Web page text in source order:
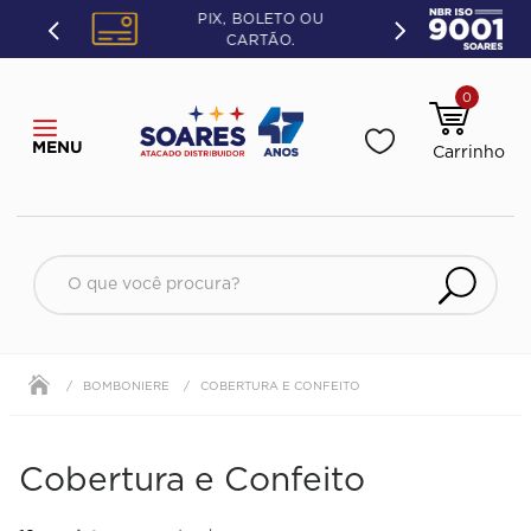
PIX, BOLETO OU
CARTÃO.
0
O que você procura?
BOMBONIERE COBERTURA E CONFEITO
Cobertura e Confeito